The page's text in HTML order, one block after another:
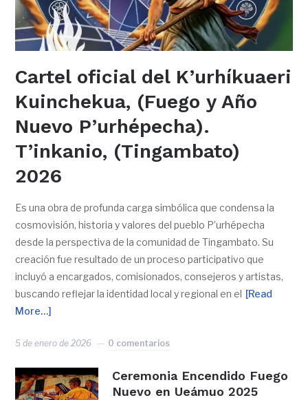
Cartel oficial del K’urhíkuaeri
Kuinchekua, (Fuego y Año
Nuevo P’urhépecha).
T’inkanio, (Tingambato)
2026
Es una obra de profunda carga simbólica que condensa la
cosmovisión, historia y valores del pueblo P’urhépecha
desde la perspectiva de la comunidad de Tingambato. Su
creación fue resultado de un proceso participativo que
incluyó a encargados, comisionados, consejeros y artistas,
buscando reflejar la identidad local y regional en el [Read
More…]
5 de enero de 2026 0 comentarios
Ceremonia Encendido Fuego
Nuevo en Ueámuo 2025